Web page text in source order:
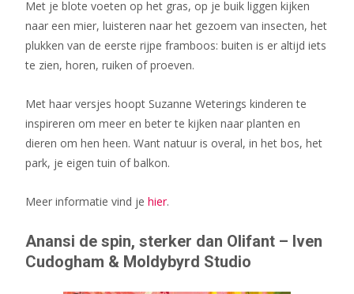
Met je blote voeten op het gras, op je buik liggen kijken
naar een mier, luisteren naar het gezoem van insecten, het
plukken van de eerste rijpe framboos: buiten is er altijd iets
te zien, horen, ruiken of proeven.
Met haar versjes hoopt Suzanne Weterings kinderen te
inspireren om meer en beter te kijken naar planten en
dieren om hen heen. Want natuur is overal, in het bos, het
park, je eigen tuin of balkon.
Meer informatie vind je hier.
Anansi de spin, sterker dan Olifant – Iven
Cudogham & Moldybyrd Studio